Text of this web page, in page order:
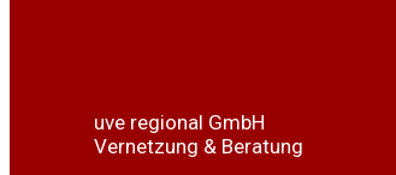
uve regional GmbH
Vernetzung & Beratung